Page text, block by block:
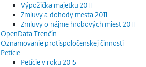
Výpožička majetku 2011
Zmluvy a dohody mesta 2011
Zmluvy o nájme hrobových miest 2011
OpenData Trenčín
Oznamovanie protispoločenskej činnosti
Petície
Petície v roku 2015